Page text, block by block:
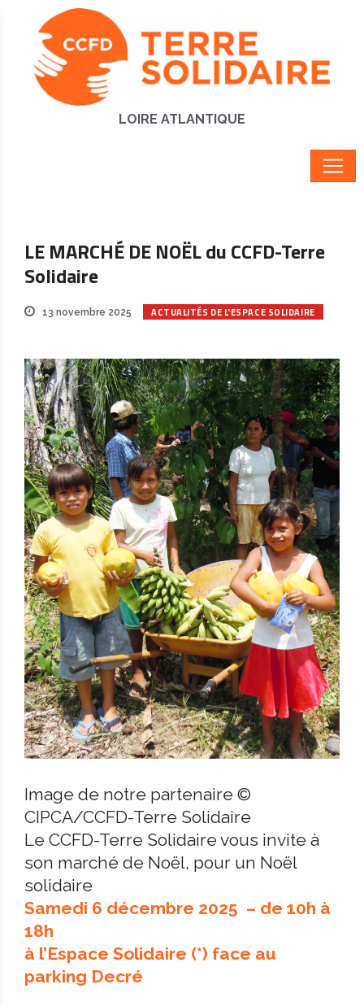
LOIRE ATLANTIQUE
LE MARCHÉ DE NOËL du CCFD-Terre
Solidaire
13 novembre 2025 ACTUALITÉS DE L'ESPACE SOLIDAIRE
Image de notre partenaire ©
CIPCA/CCFD-Terre Solidaire
Le CCFD-Terre Solidaire vous invite à
son marché de Noël, pour un Noël
solidaire
Samedi 6 décembre 2025 – de 10h à
18h
à l’Espace Solidaire (*) face au
parking Decré